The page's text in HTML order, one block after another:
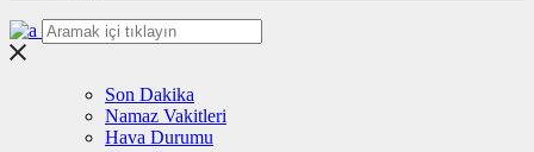
Son Dakika
Namaz Vakitleri
Hava Durumu